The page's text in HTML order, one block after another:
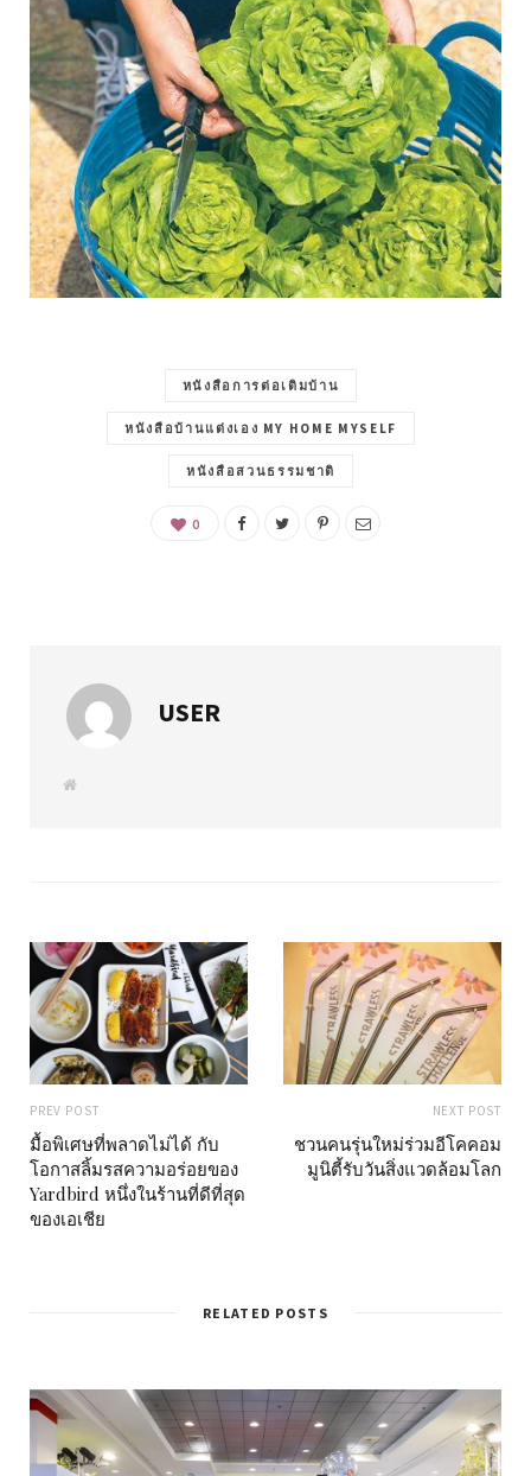
หนังสือการต่อเติมบ้าน
หนังสือบ้านแต่งเอง MY HOME MYSELF
หนังสือสวนธรรมชาติ
0
USER
W
PREV POST
มื้อพิเศษที่พลาดไม่ได้ กับ
โอกาสลิ้มรสความอร่อยของ
Yardbird หนึ่งในร้านที่ดีที่สุด
ของเอเชีย
NEXT POST
ชวนคนรุ่นใหม่ร่วมอีโคคอม
มูนิตี้รับวันสิ่งแวดล้อมโลก
RELATED POSTS